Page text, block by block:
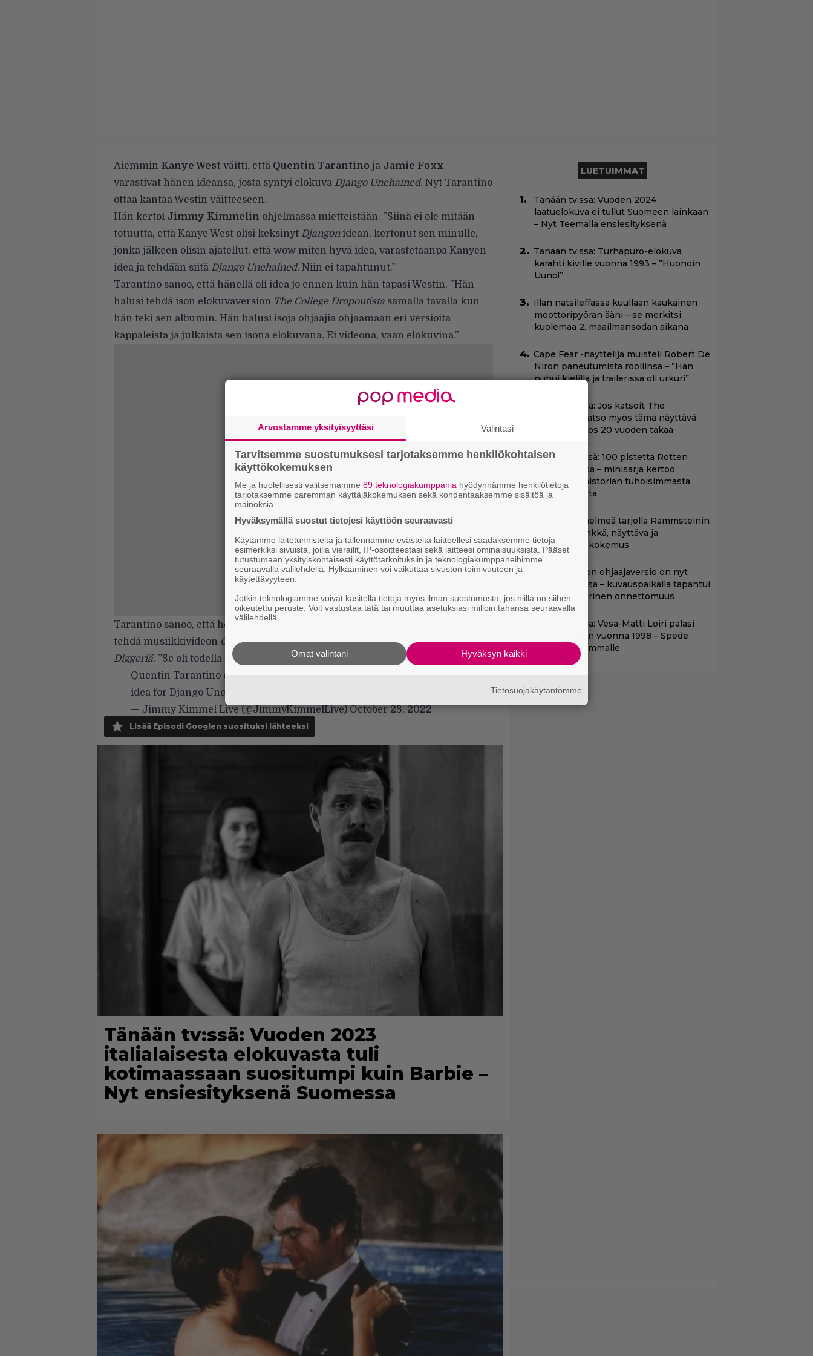
Aiemmin Kanye West väitti, että Quentin Tarantino ja Jamie Foxx
varastivat hänen ideansa, josta syntyi elokuva Django Unchained. Nyt Tarantino
ottaa kantaa Westin väitteeseen.
Hän kertoi Jimmy Kimmelin ohjelmassa mietteistään. ”Siinä ei ole mitään
totuutta, että Kanye West olisi keksinyt Djangonidean, kertonut sen minulle,
jonka jälkeen olisin ajatellut, että wow miten hyvä idea, varastetaanpa Kanyen
idea ja tehdään siitä Django Unchained. Niin ei tapahtunut.”
Tarantino sanoo, että hänellä oli idea jo ennen kuin hän tapasi Westin. ”Hän
halusi tehdä ison elokuvaversion The College Dropoutista samalla tavalla kun
hän teki sen albumin. Hän halusi isoja ohjaajia ohjaamaan eri versioita
kappaleista ja julkaista sen isona elokuvana. Ei videona, vaan elokuvina.”
Tarantino sanoo, että he tapasivat usein, ja että heillä oli hauskaa. West halusi
tehdä musiikkivideon God Diggeriin, jossa hän olisi orja ja laulaisiGold
Diggeriä. ”Se oli todella hauska idea”, Tarantino muistelee.
Quentin Tarantino on Kanye West claiming that he came up with the
idea for Django Unchained…
— Jimmy Kimmel Live (@JimmyKimmelLive) October 28, 2022
Lisää Episodi Googlen suosituksi lähteeksi
Tänään tv:ssä: Vuoden 2023
italialaisesta elokuvasta tuli
kotimaassaan suositumpi kuin Barbie –
Nyt ensiesityksenä Suomessa
LUETUIMMAT
Tänään tv:ssä: Vuoden 2024
laatuelokuva ei tullut Suomeen lainkaan
– Nyt Teemalla ensiesityksenä
Tänään tv:ssä: Turhapuro-elokuva
karahti kiville vuonna 1993 – ”Huonoin
Uuno!”
Illan natsileffassa kuullaan kaukainen
moottoripyörän ääni – se merkitsi
kuolemaa 2. maailmansodan aikana
Cape Fear -näyttelijä muisteli Robert De
Niron paneutumista rooliinsa – ”Hän
puhui kielillä ja trailerissa oli urkuri”
Tänään tv:ssä: Jos katsoit The
Odysseyn, katso myös tämä näyttävä
toimintaeepos 20 vuoden takaa
Nyt Netflixissä: 100 pistettä Rotten
Tomatoesissa – minisarja kertoo
Britannian historian tuhoisimmasta
terrori-iskusta
Suoratoistohelmeä tarjolla Rammsteinin
faneille – synkkä, näyttävä ja
satumainen kokemus
Scifi-klassikon ohjaajaversio on nyt
suoratoistossa – kuvauspaikalla tapahtui
kauhea ja verinen onnettomuus
Tänään tv:ssä: Vesa-Matti Loiri palasi
Uunon rooliin vuonna 1998 – Spede
vetäytyi sivummalle
Arvostamme yksityisyyttäsi Valintasi
Tarvitsemme suostumuksesi tarjotaksemme henkilökohtaisen
käyttökokemuksen
Me ja huolellisesti valitsemamme 89 teknologiakumppania hyödynnämme henkilötietoja
tarjotaksemme paremman käyttäjäkokemuksen sekä kohdentaaksemme sisältöä ja
mainoksia.
Hyväksymällä suostut tietojesi käyttöön seuraavasti
Käytämme laitetunnisteita ja tallennamme evästeitä laitteellesi saadaksemme tietoja
esimerkiksi sivuista, joilla vierailit, IP-osoitteestasi sekä laitteesi ominaisuuksista. Pääset
tutustumaan yksityiskohtaisesti käyttötarkoituksiin ja teknologiakumppaneihimme
seuraavalla välilehdellä. Hylkääminen voi vaikuttaa sivuston toimivuuteen ja
käytettävyyteen.
Jotkin teknologiamme voivat käsitellä tietoja myös ilman suostumusta, jos niillä on siihen
oikeutettu peruste. Voit vastustaa tätä tai muuttaa asetuksiasi milloin tahansa seuraavalla
välilehdellä.
Hyväksyn kaikki
Omat valintani
Tietosuojakäytäntömme